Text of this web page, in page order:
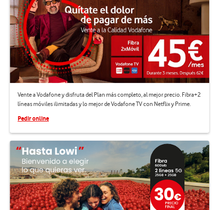
Vente a Vodafone y disfruta del Plan más completo, al mejor precio. Fibra+2
líneas móviles ilimitadas y lo mejor de Vodafone TV con Netflix y Prime.
Pedir online